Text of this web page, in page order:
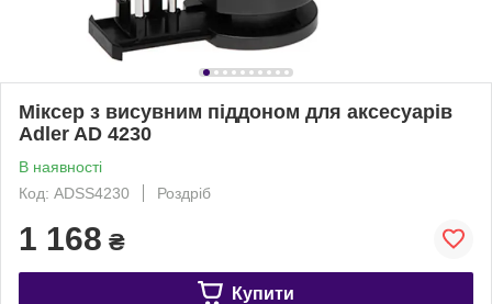
Міксер з висувним піддоном для аксесуарів
Adler AD 4230
В наявності
Код: ADSS4230
Роздріб
1 168 ₴
Купити